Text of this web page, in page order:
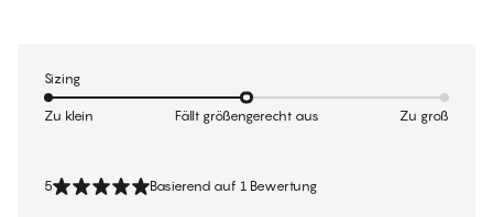
5 Basierend auf 1 Bewertung
Sizing
Zu klein Fällt größengerecht aus Zu groß